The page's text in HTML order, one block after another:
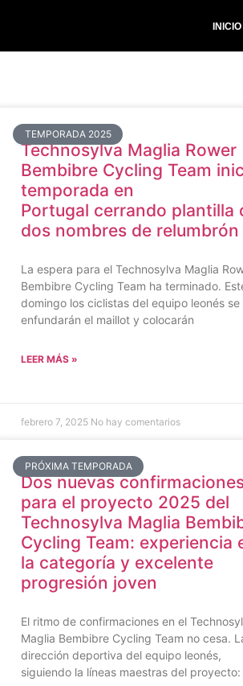
INICIO
TEMPORADA 2025
Technosylva Maglia Rower
Bembibre Cycling Team
temporada en
Portugal cerrando plantilla
dos nombres de relumbrón
La espera para el Technosylva Maglia
Bembibre Cycling Team ha terminado.
domingo los ciclistas del equipo leonés se
enfundarán el maillot y colocarán
LEER MÁS »
febrero 7, 2025 No hay comentarios
PRÓXIMA TEMPORADA
Dos nuevas
para el proyecto 2025 del
Technosylva Maglia
Cycling Team: experiencia
la categoría y excelente
progresión joven
El ritmo de confirmaciones en el
Maglia Bembibre Cycling Team no cesa.
dirección deportiva del equipo leonés,
siguiendo la líneas maestras del proyecto: